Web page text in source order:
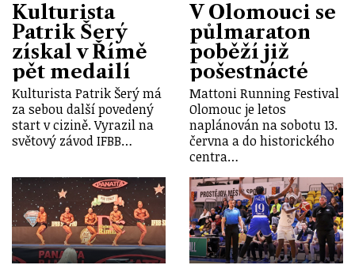
Kulturista
Patrik Šerý
získal v Římě
pět medailí
Kulturista Patrik Šerý má
za sebou další povedený
start v cizině. Vyrazil na
světový závod IFBB…
V Olomouci se
půlmaraton
poběží již
pošestnácté
Mattoni Running Festival
Olomouc je letos
naplánován na sobotu 13.
června a do historického
centra…